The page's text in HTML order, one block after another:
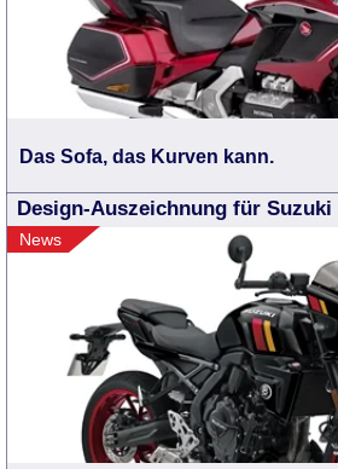
Das Sofa, das Kurven kann.
Design-Auszeichnung für Suzuki
News